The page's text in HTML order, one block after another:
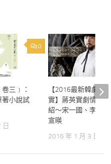
0
三﹞：
著小說試
日
【2016最新韓劇介
實】蔣英實劇情＆
紹～宋一國、李志
宣暎
2016 年 1 月 3 日